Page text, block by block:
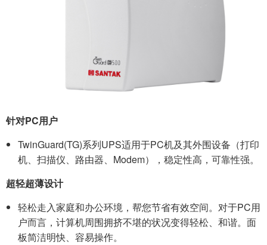
针对PC用户
TwinGuard(TG)系列UPS适用于PC机及其外围设备（打印
机、扫描仪、路由器、Modem），稳定性高，可靠性强。
超轻超薄设计
轻松走入家庭和办公环境，帮您节省有效空间。对于PC用
户而言，计算机周围拥挤不堪的状况变得轻松、和谐。面
板简洁明快、容易操作。